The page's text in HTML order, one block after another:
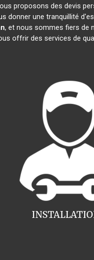
proposons des devis
donner une tranquillité
, et nous sommes fiers de
offrir des services de